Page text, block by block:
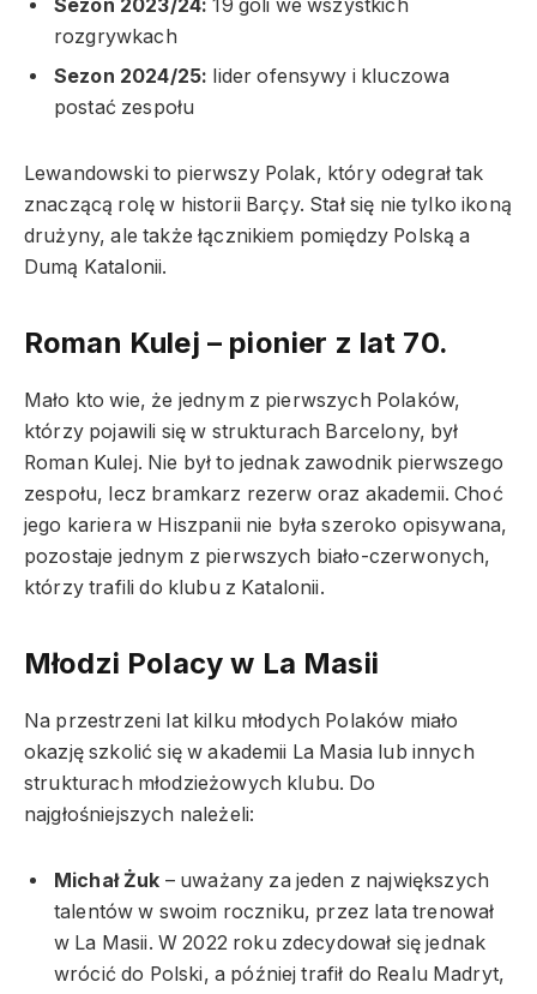
Sezon 2023/24: 19 goli we wszystkich
rozgrywkach
Sezon 2024/25: lider ofensywy i kluczowa
postać zespołu
Lewandowski to pierwszy Polak, który odegrał tak
znaczącą rolę w historii Barçy. Stał się nie tylko ikoną
drużyny, ale także łącznikiem pomiędzy Polską a
Dumą Katalonii.
Roman Kulej – pionier z lat 70.
Mało kto wie, że jednym z pierwszych Polaków,
którzy pojawili się w strukturach Barcelony, był
Roman Kulej. Nie był to jednak zawodnik pierwszego
zespołu, lecz bramkarz rezerw oraz akademii. Choć
jego kariera w Hiszpanii nie była szeroko opisywana,
pozostaje jednym z pierwszych biało-czerwonych,
którzy trafili do klubu z Katalonii.
Młodzi Polacy w La Masii
Na przestrzeni lat kilku młodych Polaków miało
okazję szkolić się w akademii La Masia lub innych
strukturach młodzieżowych klubu. Do
najgłośniejszych należeli:
Michał Żuk – uważany za jeden z największych
talentów w swoim roczniku, przez lata trenował
w La Masii. W 2022 roku zdecydował się jednak
wrócić do Polski, a później trafił do Realu Madryt,